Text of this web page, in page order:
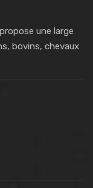
une large
bovins, chevaux